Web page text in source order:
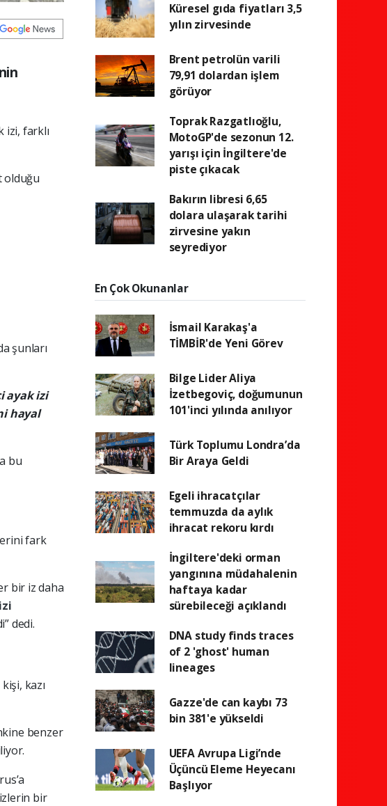
izi, farklı
olduğu
şunları
ayak izi
hayal
bu
fark
bir iz daha
dedi.
kazı
benzer
bir
Küresel gıda fiyatları 3,5
yılın zirvesinde
Brent petrolün varili
79,91 dolardan işlem
görüyor
Toprak Razgatlıoğlu,
MotoGP'de sezonun 12.
yarışı için İngiltere'de
piste çıkacak
Bakırın libresi 6,65
dolara ulaşarak tarihi
zirvesine yakın
seyrediyor
En Çok Okunanlar
İsmail Karakaş'a
TİMBİR'de Yeni Görev
Bilge Lider Aliya
İzetbegoviç, doğumunun
101'inci yılında anılıyor
Türk Toplumu Londra’da
Bir Araya Geldi
Egeli ihracatçılar
temmuzda da aylık
ihracat rekoru kırdı
İngiltere'deki orman
yangınına müdahalenin
haftaya kadar
sürebileceği açıklandı
DNA study finds traces
of 2 'ghost' human
lineages
Gazze'de can kaybı 73
bin 381'e yükseldi
UEFA Avrupa Ligi’nde
Üçüncü Eleme Heyecanı
Başlıyor